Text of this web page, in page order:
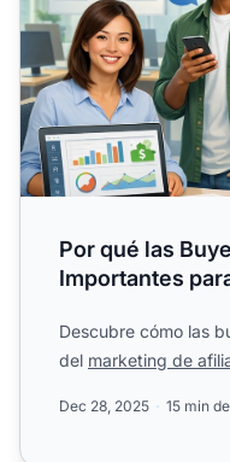
Por qué las
Importantes
Descubre cómo las
del marketing de
Dec 28, 2025 15 min